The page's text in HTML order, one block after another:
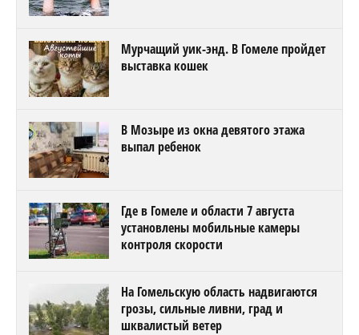
Мурчащий уик-энд. В Гомеле пройдет
выставка кошек
В Мозыре из окна девятого этажа
выпал ребенок
Где в Гомеле и области 7 августа
установлены мобильные камеры
контроля скорости
На Гомельскую область надвигаются
грозы, сильные ливни, град и
шквалистый ветер